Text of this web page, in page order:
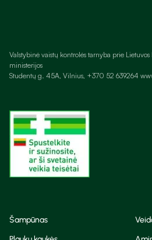
Valstybinė vaistų kontrolės tarnyba prie Lietuvos
ministerijos
Studentų g. 45A, Vilnius, +370 52 639264
Šampūnas